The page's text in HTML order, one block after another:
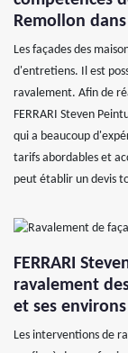
Remollon
Les façades des
d'entretiens. Il est
ravalement. Afin de
FERRARI Steven
qui a beaucoup
tarifs abordables et
peut établir un devis
FERRARI
ravalement
et ses environs
Les interventions de